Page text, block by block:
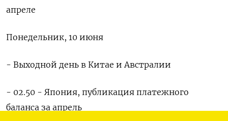
апреле
Понедельник, 10 июня
- Выходной день в Китае и Австралии
- 02.50 - Япония, публикация платежного
баланса за апрель